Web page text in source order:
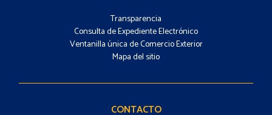
-
Menú
Transparencia
Consulta de Expediente Electrónico
Ventanilla única de Comercio Exterior
Mapa del sitio
-
Contacto
CONTACTO